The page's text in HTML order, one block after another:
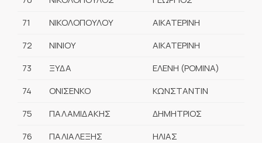
71
ΝΙΚΟΛΟΠΟΥΛΟΥ
ΑΙΚΑΤΕΡΙΝΗ
72
ΝΙΝΙΟΥ
ΑΙΚΑΤΕΡΙΝΗ
73
ΞΥΔΑ
ΕΛΕΝΗ (ΡΟΜΙΝΑ)
74
ΟΝΙΣΕΝΚΟ
ΚΩΝΣΤΑΝΤΙΝ
75
ΠΑΛΑΜΙΔΑΚΗΣ
ΔΗΜΗΤΡΙΟΣ
76
ΠΑΛΙΑΛΕΞΗΣ
ΗΛΙΑΣ